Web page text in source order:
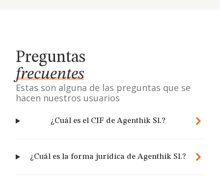
Preguntas
frecuentes
Estas son alguna de las preguntas que se
hacen nuestros usuarios
¿Cuál es el CIF de Agenthik Sl.?
¿Cuál es la forma jurídica de Agenthik Sl.?